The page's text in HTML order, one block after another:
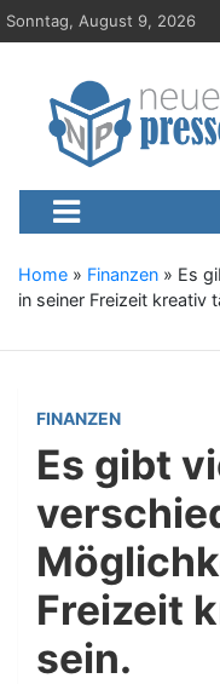
S
k
Sonntag, August 9, 2026
Neue-
Presseportal,
Home » Finanzen » Es
in seiner Freizeit kreativ
FINANZEN
Es gibt
Freizeit
sein.